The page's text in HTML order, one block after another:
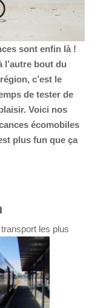
sont enfin là !
l’autre bout du
c’est le
de tester de
Voici nos
écomobiles
plus fun que ça
les plus